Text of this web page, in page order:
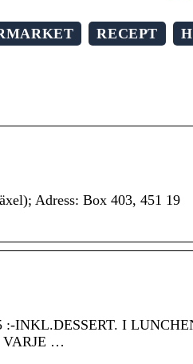
RECEPT
Adress: Box 403, 451 19
:-INKL.DESSERT. I
VARJE …